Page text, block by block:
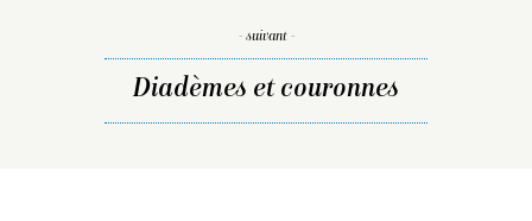
- suivant -
Diadèmes et couronnes